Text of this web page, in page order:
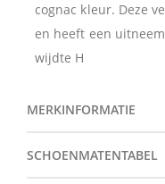
cognac kleur. Deze
en heeft een
wijdte H
MERKINFORMATIE
SCHOENMATENTABEL